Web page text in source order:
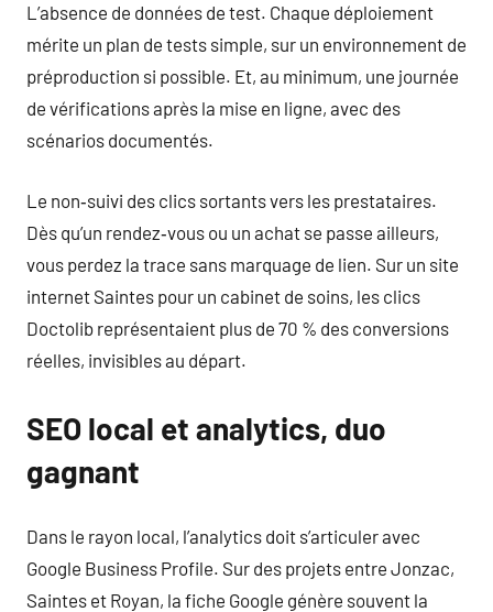
L’absence de données de test. Chaque déploiement
mérite un plan de tests simple, sur un environnement de
préproduction si possible. Et, au minimum, une journée
de vérifications après la mise en ligne, avec des
scénarios documentés.
Le non‑suivi des clics sortants vers les prestataires.
Dès qu’un rendez‑vous ou un achat se passe ailleurs,
vous perdez la trace sans marquage de lien. Sur un site
internet Saintes pour un cabinet de soins, les clics
Doctolib représentaient plus de 70 % des conversions
réelles, invisibles au départ.
SEO local et analytics, duo
gagnant
Dans le rayon local, l’analytics doit s’articuler avec
Google Business Profile. Sur des projets entre Jonzac,
Saintes et Royan, la fiche Google génère souvent la